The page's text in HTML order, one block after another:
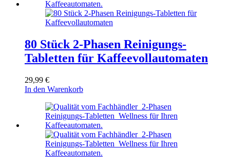
80 Stück 2-Phasen Reinigungs-
Tabletten für Kaffeevollautomaten
29,99 €
In den Warenkorb